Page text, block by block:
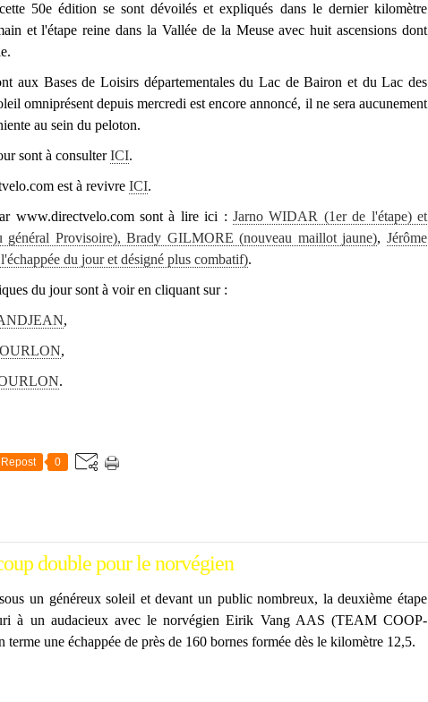
50e édition se sont dévoilés et expliqués dans le dernier kilomètre
et l'étape reine dans la Vallée de la Meuse avec huit ascensions dont
aux Bases de Loisirs départementales du Lac de Bairon et du Lac des
omniprésent depuis mercredi est encore annoncé, il ne sera aucunement
au sein du peloton.
sont à consulterICI.
est à revivre ICI.
www.directvelo.com sont à lire ici : Jarno WIDAR (1er de l'étape) et
Provisoire), Brady GILMORE (nouveau maillot jaune),Jérôme
du jour et désigné plus combatif).
du jour sont à voir en cliquant sur :
,
,
.
Repost 0
double pour le norvégien
un généreux soleil et devant un public nombreux, la deuxième étape
à un audacieux avec le norvégien Eirik Vang AAS (TEAM COOP-
une échappée de près de 160 bornes formée dès le kilomètre 12,5.